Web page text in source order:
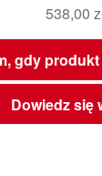
538,00
gdy
Dowiedz się